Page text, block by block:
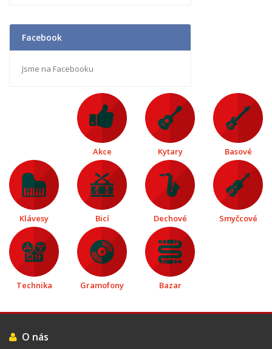
Facebook
Jsme na Facebooku
Akce Kytary Basové
Klávesy Bicí Dechové Smyčcové
Technika Gramofony Bazar
O nás